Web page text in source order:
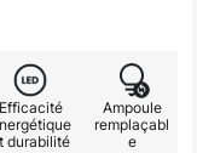
Efficacité
durabilité
Ampoule
remplaçabl
e